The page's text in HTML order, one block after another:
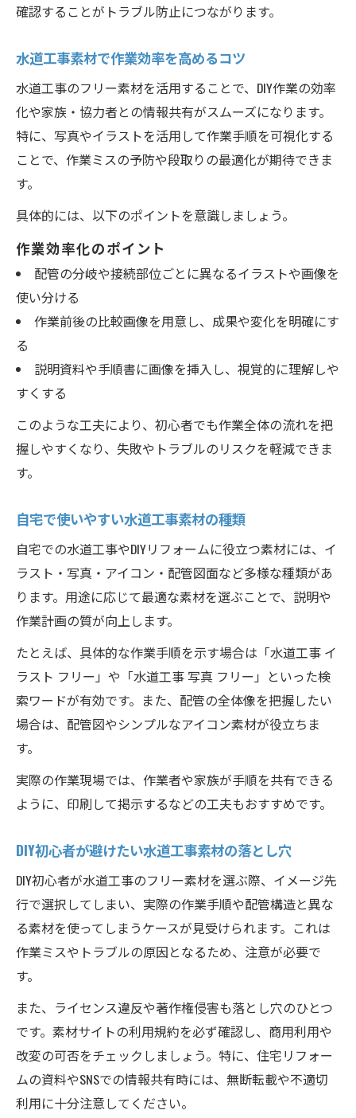
確認することがトラブル防止につながります。
水道工事素材で作業効率を高めるコツ
水道工事のフリー素材を活用することで、DIY作業の効率
化や家族・協力者との情報共有がスムーズになります。
特に、写真やイラストを活用して作業手順を可視化する
ことで、作業ミスの予防や段取りの最適化が期待できま
す。
具体的には、以下のポイントを意識しましょう。
作業効率化のポイント
配管の分岐や接続部位ごとに異なるイラストや画像を
使い分ける
作業前後の比較画像を用意し、成果や変化を明確にす
る
説明資料や手順書に画像を挿入し、視覚的に理解しや
すくする
このような工夫により、初心者でも作業全体の流れを把
握しやすくなり、失敗やトラブルのリスクを軽減できま
す。
自宅で使いやすい水道工事素材の種類
自宅での水道工事やDIYリフォームに役立つ素材には、イ
ラスト・写真・アイコン・配管図面など多様な種類があ
ります。用途に応じて最適な素材を選ぶことで、説明や
作業計画の質が向上します。
たとえば、具体的な作業手順を示す場合は「水道工事 イ
ラスト フリー」や「水道工事 写真 フリー」といった検
索ワードが有効です。また、配管の全体像を把握したい
場合は、配管図やシンプルなアイコン素材が役立ちま
す。
実際の作業現場では、作業者や家族が手順を共有できる
ように、印刷して掲示するなどの工夫もおすすめです。
DIY初心者が避けたい水道工事素材の落とし穴
DIY初心者が水道工事のフリー素材を選ぶ際、イメージ先
行で選択してしまい、実際の作業手順や配管構造と異な
る素材を使ってしまうケースが見受けられます。これは
作業ミスやトラブルの原因となるため、注意が必要で
す。
また、ライセンス違反や著作権侵害も落とし穴のひとつ
です。素材サイトの利用規約を必ず確認し、商用利用や
改変の可否をチェックしましょう。特に、住宅リフォー
ムの資料やSNSでの情報共有時には、無断転載や不適切
利用に十分注意してください。